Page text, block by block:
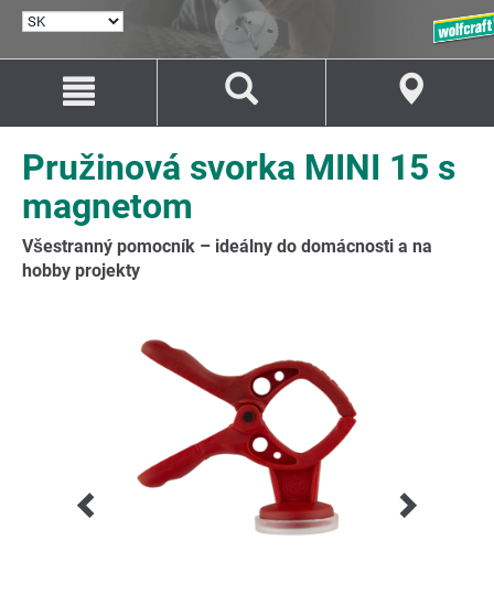
Obsah
Navigáciu
Pružinová svorka MINI 15 s
magnetom
Všestranný pomocník – ideálny do domácnosti a na
hobby projekty